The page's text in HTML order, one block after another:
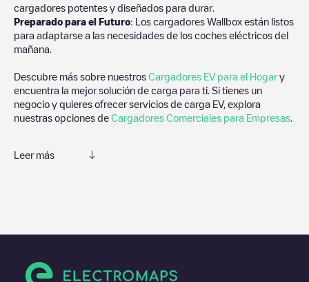
cargadores potentes y diseñados para durar.
Preparado para el Futuro: Los cargadores Wallbox están listos
para adaptarse a las necesidades de los coches eléctricos del
mañana.
Descubre más sobre nuestros Cargadores EV para el Hogary
encuentra la mejor solución de carga para ti. Si tienes un
negocio y quieres ofrecer servicios de carga EV, explora
nuestras opciones de Cargadores Comerciales para Empresas
Leer más
su vehículo eléctrico.